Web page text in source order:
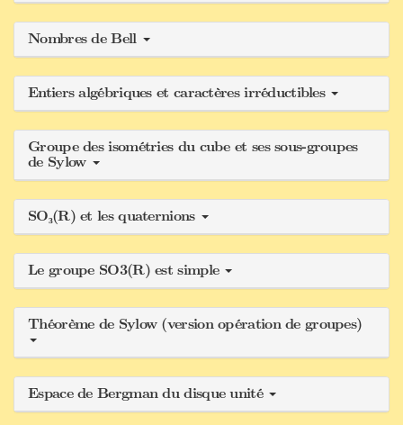
Nombres de Bell
Entiers algébriques et caractères irréductibles
Groupe des isométries du cube et ses sous-groupes
de Sylow
SO₃(R) et les quaternions
Le groupe SO3(R) est simple
Théorème de Sylow (version opération de groupes)
Espace de Bergman du disque unité